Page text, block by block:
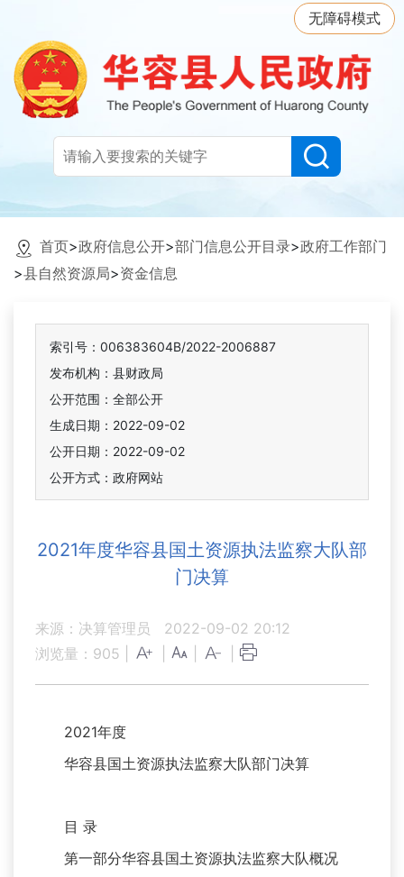
无障碍模式
首页>政府信息公开>部门信息公开目录>政府工作部门
>县自然资源局>资金信息
索引号：006383604B/2022-2006887
发布机构：县财政局
公开范围：全部公开
生成日期：2022-09-02
公开日期：2022-09-02
公开方式：政府网站
2021年度华容县国土资源执法监察大队部
门决算
来源：决算管理员
2022-09-02 20:12
浏览量： 905
2021年度
华容县国土资源执法监察大队部门决算
目 录
第一部分华容县国土资源执法监察大队概况